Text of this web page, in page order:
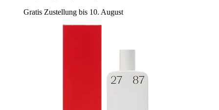
Gratis Zustellung bis 10. August